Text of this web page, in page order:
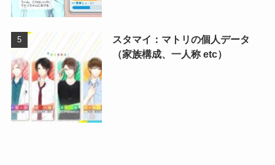
スタマイ：マトリの個人データ
（家族構成、一人称 etc）